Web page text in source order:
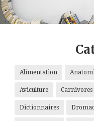
.
.
Alimentation
Aviculture Carnivores
Dictionnaires